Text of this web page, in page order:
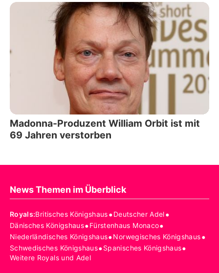
Madonna-Produzent William Orbit ist mit
69 Jahren verstorben
News Themen im Überblick
Royals:Britisches Königshaus•Deutscher Adel•
Dänisches Königshaus•Fürstenhaus Monaco•
Niederländisches Königshaus•Norwegisches Königshaus•
Schwedisches Königshaus•Spanisches Königshaus•
Weitere Royals und Adel